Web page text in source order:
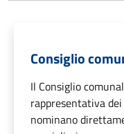
Consiglio
Il Consiglio
rappresentativa
nominano